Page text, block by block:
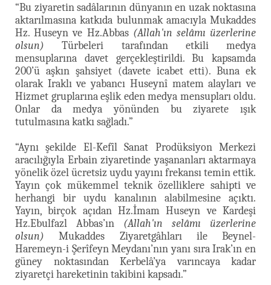
“Bu ziyaretin sadâlarının dünyanın en uzak noktasına
aktarılmasına katkıda bulunmak amacıyla Mukaddes
Hz. Huseyn ve Hz.Abbas (Allah'ın selâmı üzerlerine
olsun) Türbeleri tarafından etkili medya
mensuplarına davet gerçekleştirildi. Bu kapsamda
200’ü aşkın şahsiyet (davete icabet etti). Buna ek
olarak Iraklı ve yabancı Huseynî matem alayları ve
Hizmet gruplarına eşlik eden medya mensupları oldu.
Onlar da medya yönünden bu ziyarete ışık
tutulmasına katkı sağladı.”
“Aynı şekilde El-Kefîl Sanat Prodüksiyon Merkezi
aracılığıyla Erbain ziyaretinde yaşananları aktarmaya
yönelik özel ücretsiz uydu yayını frekansı temin ettik.
Yayın çok mükemmel teknik özelliklere sahipti ve
herhangi bir uydu kanalının alabilmesine açıktı.
Yayın, birçok açıdan Hz.İmam Huseyn ve Kardeşi
Hz.Ebulfazl Abbas’ın (Allah'ın selâmı üzerlerine
olsun) Mukaddes Ziyaretgâhları ile Beynel-
Haremeyn-i Şerîfeyn Meydanı’nın yanı sıra Irak’ın en
güney noktasından Kerbelâ’ya varıncaya kadar
ziyaretçi hareketinin takibini kapsadı.”